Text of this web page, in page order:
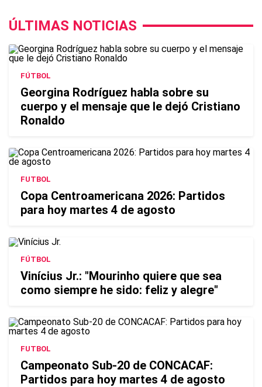
ÚLTIMAS NOTICIAS
FÚTBOL
Georgina Rodríguez habla sobre su
cuerpo y el mensaje que le dejó Cristiano
Ronaldo
FUTBOL
Copa Centroamericana 2026: Partidos
para hoy martes 4 de agosto
FÚTBOL
Vinícius Jr.: "Mourinho quiere que sea
como siempre he sido: feliz y alegre"
FUTBOL
Campeonato Sub-20 de CONCACAF:
Partidos para hoy martes 4 de agosto